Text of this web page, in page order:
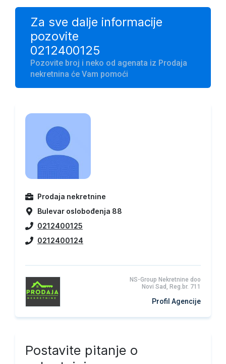
Za sve dalje informacije
pozovite
0212400125
Pozovite broj i neko od agenata iz Prodaja
nekretnina će Vam pomoći
Prodaja nekretnine
Bulevar oslobođenja 88
0212400125
0212400124
NS-Group Nekretnine doo
Novi Sad, Reg.br. 711
Profil Agencije
Postavite pitanje o